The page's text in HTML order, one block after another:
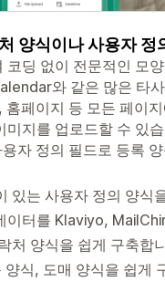
양식이나 사용자 정
코딩 없이 전문적인 모
와 같은 많은 타
페이지 등 모든 페이
미지를 업로드할 수 있
자 정의 필드로 등록
있는 사용자 정의 양식
이터를 Klaviyo,
처 양식을 쉽게 구축합
식, 도매 양식을 쉽게